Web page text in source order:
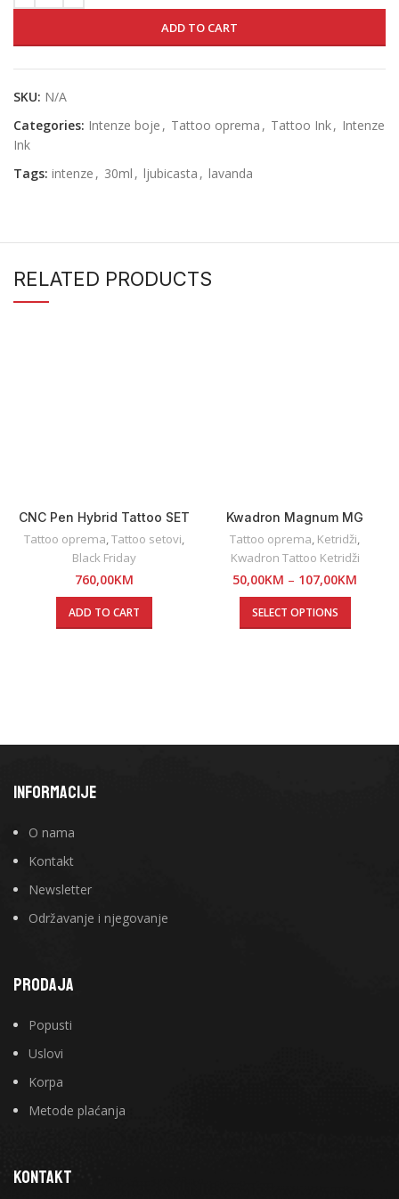
ADD TO CART
SKU: N/A
Categories: Intenze boje , Tattoo oprema , Tattoo Ink, Intenze
Ink
Tags: intenze , 30ml , ljubicasta , lavanda
RELATED PRODUCTS
CNC Pen Hybrid Tattoo SET
Tattoo oprema Tattoo setovi
Black Friday
760,00KM
ADD TO CART
Kwadron Magnum MG
Tattoo oprema Ketridži
Kwadron Tattoo Ketridži
50,00KM – 107,00KM
SELECT OPTIONS
INFORMACIJE
O nama
Kontakt
Newsletter
Održavanje i njegovanje
PRODAJA
Popusti
Uslovi
Korpa
Metode plaćanja
KONTAKT